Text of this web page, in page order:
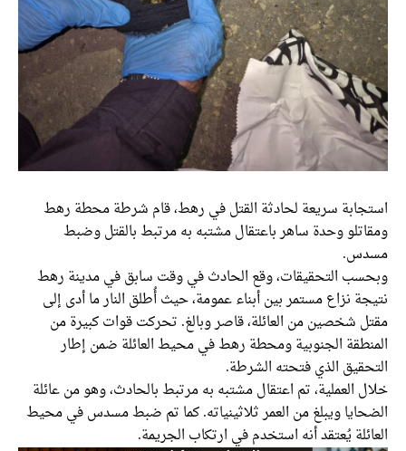
استجابة سريعة لحادثة القتل في رهط، قام شرطة محطة رهط
ومقاتلو وحدة ساهر باعتقال مشتبه به مرتبط بالقتل وضبط
مسدس.
وبحسب التحقيقات، وقع الحادث في وقت سابق في مدينة رهط
نتيجة نزاع مستمر بين أبناء عمومة، حيث أُطلق النار ما أدى إلى
مقتل شخصين من العائلة، قاصر وبالغ. تحركت قوات كبيرة من
المنطقة الجنوبية ومحطة رهط في محيط العائلة ضمن إطار
التحقيق الذي فتحته الشرطة.
خلال العملية، تم اعتقال مشتبه به مرتبط بالحادث، وهو من عائلة
الضحايا ويبلغ من العمر ثلاثينياته. كما تم ضبط مسدس في محيط
العائلة يُعتقد أنه استخدم في ارتكاب الجريمة.